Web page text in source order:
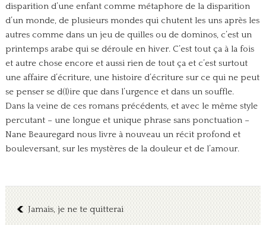
disparition d’une enfant comme métaphore de la disparition
d’un monde, de plusieurs mondes qui chutent les uns après les
autres comme dans un jeu de quilles ou de dominos, c’est un
printemps arabe qui se déroule en hiver. C’est tout ça à la fois
et autre chose encore et aussi rien de tout ça et c’est surtout
une affaire d’écriture, une histoire d’écriture sur ce qui ne peut
se penser se d(l)ire que dans l’urgence et dans un souffle.
Dans la veine de ces romans précédents, et avec le même style
percutant – une longue et unique phrase sans ponctuation –
Nane Beauregard nous livre à nouveau un récit profond et
bouleversant, sur les mystères de la douleur et de l’amour.
Jamais, je ne te quitterai